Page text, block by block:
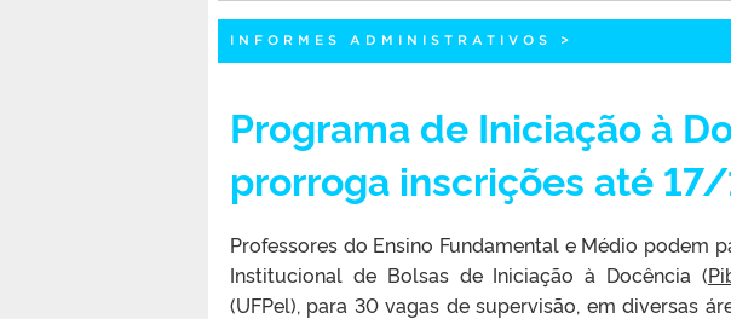
INFORMES ADMINISTRATIVOS >
Programa de Iniciação à
prorroga inscrições até
Professores do Ensino Fundamental e Médio podem
Institucional de Bolsas de Iniciação à Docência (
(UFPel), para 30 vagas de supervisão, em diversas